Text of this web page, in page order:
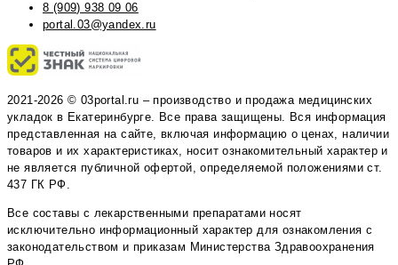
8 (909) 938 09 06
portal.03@yandex.ru
2021-2026 © 03portal.ru – производство и продажа медицинских
укладок в Екатеринбурге. Все права защищены. Вся информация
представленная на сайте, включая информацию о ценах, наличии
товаров и их характеристиках, носит ознакомительный характер и
не является публичной офертой, определяемой положениями ст.
437 ГК РФ.
Все составы с лекарственными препаратами носят
исключительно информационный характер для ознакомления с
законодательством и приказам Министерства Здравоохранения